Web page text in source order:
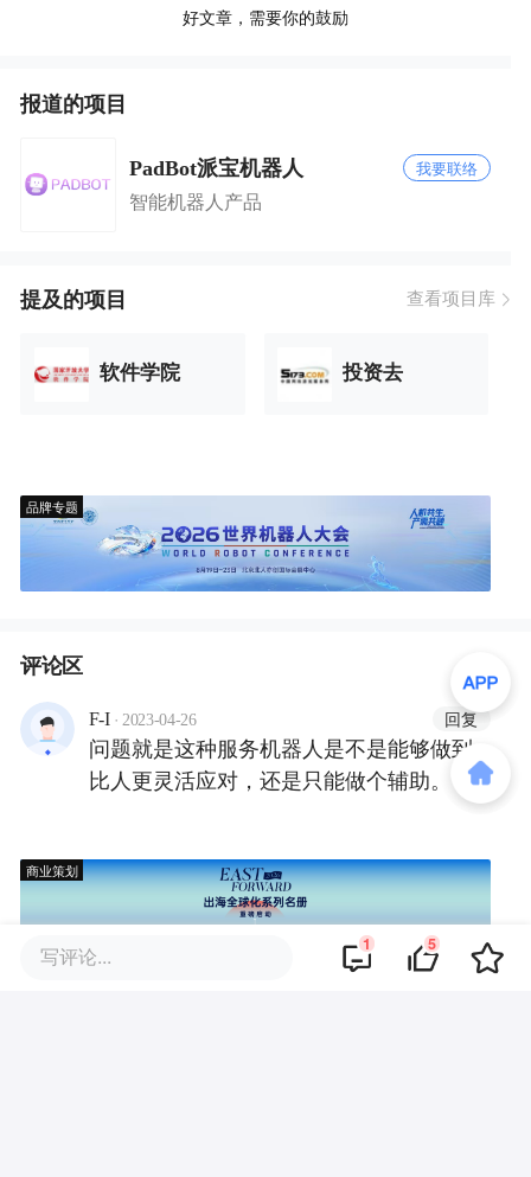
好文章，需要你的鼓励
报道的项目
PadBot派宝机器人 我要联络
智能机器人产品
提及的项目 查看项目库
软件学院 投资去
品牌专题
评论区
F-I · 2023-04-26 回复
问题就是这种服务机器人是不是能够做到
比人更灵活应对，还是只能做个辅助。
商业策划
写评论... 1 5